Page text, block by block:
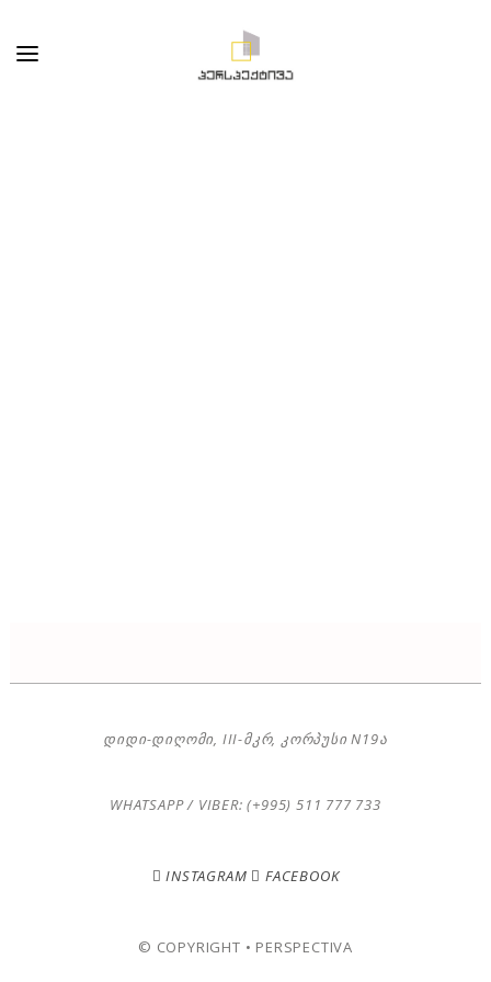
ᲓᲘᲓᲘ-ᲓᲘᲦᲝᲛᲘ, III-ᲛᲙᲠ, ᲙᲝᲠᲞᲣᲡᲘ N19Ა
WHATSAPP / VIBER: (+995) 511 777 733
INSTAGRAM FACEBOOK
© COPYRIGHT • PERSPECTIVA